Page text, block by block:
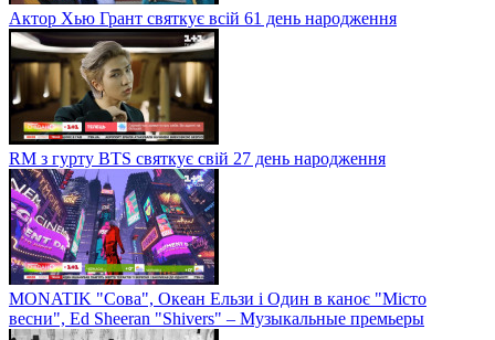
Актор Хью Грант святкує всій 61 день народження
RM з гурту BTS святкує свій 27 день народження
MONATIK "Сова", Океан Ельзи і Один в каноє "Місто
весни", Ed Sheeran "Shivers" – Музыкальные премьеры